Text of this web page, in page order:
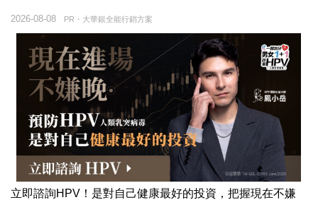
PR・大華銀全能行銷方案
2026-08-08
立即諮詢HPV！是對自己健康最好的投資，把握現在不嫌